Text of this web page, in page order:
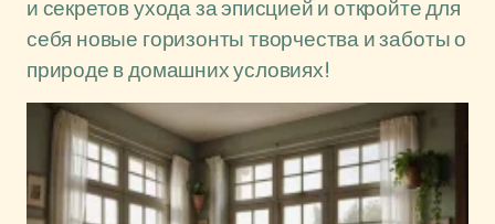
и секретов ухода за эписцией и откройте для
себя новые горизонты творчества и заботы о
природе в домашних условиях!